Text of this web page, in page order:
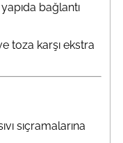
bağlantı
toza karşı ekstra
sıçramalarına